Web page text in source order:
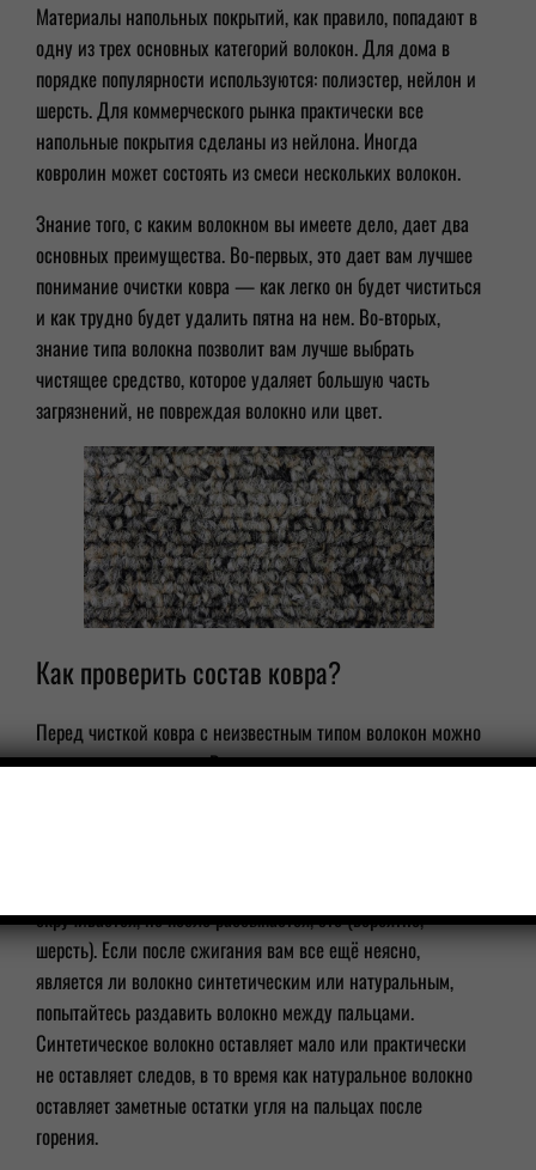
Материалы напольных покрытий, как правило, попадают в
одну из трех основных категорий волокон. Для дома в
порядке популярности используются: полиэстер, нейлон и
шерсть. Для коммерческого рынка практически все
напольные покрытия сделаны из нейлона. Иногда
ковролин может состоять из смеси нескольких волокон.
Знание того, с каким волокном вы имеете дело, дает два
основных преимущества. Во-первых, это дает вам лучшее
понимание очистки ковра — как легко он будет чиститься
и как трудно будет удалить пятна на нем. Во-вторых,
знание типа волокна позволит вам лучше выбрать
чистящее средство, которое удаляет большую часть
загрязнений, не повреждая волокно или цвет.
Как проверить состав ковра?
Перед чисткой ковра с неизвестным типом волокон можно
провести тест на ожог. Вам нужно отрезать пару волокон и
скручивается, но после рассыпается, это (вероятно,
шерсть). Если после сжигания вам все ещё неясно,
является ли волокно синтетическим или натуральным,
попытайтесь раздавить волокно между пальцами.
Синтетическое волокно оставляет мало или практически
не оставляет следов, в то время как натуральное волокно
оставляет заметные остатки угля на пальцах после
горения.